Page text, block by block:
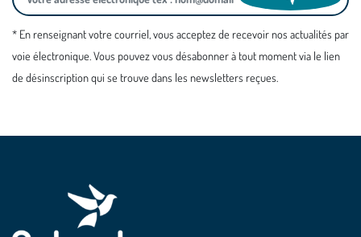
* En renseignant votre courriel, vous acceptez de recevoir nos actualités par
voie électronique. Vous pouvez vous désabonner à tout moment via le lien
de désinscription qui se trouve dans les newsletters reçues.